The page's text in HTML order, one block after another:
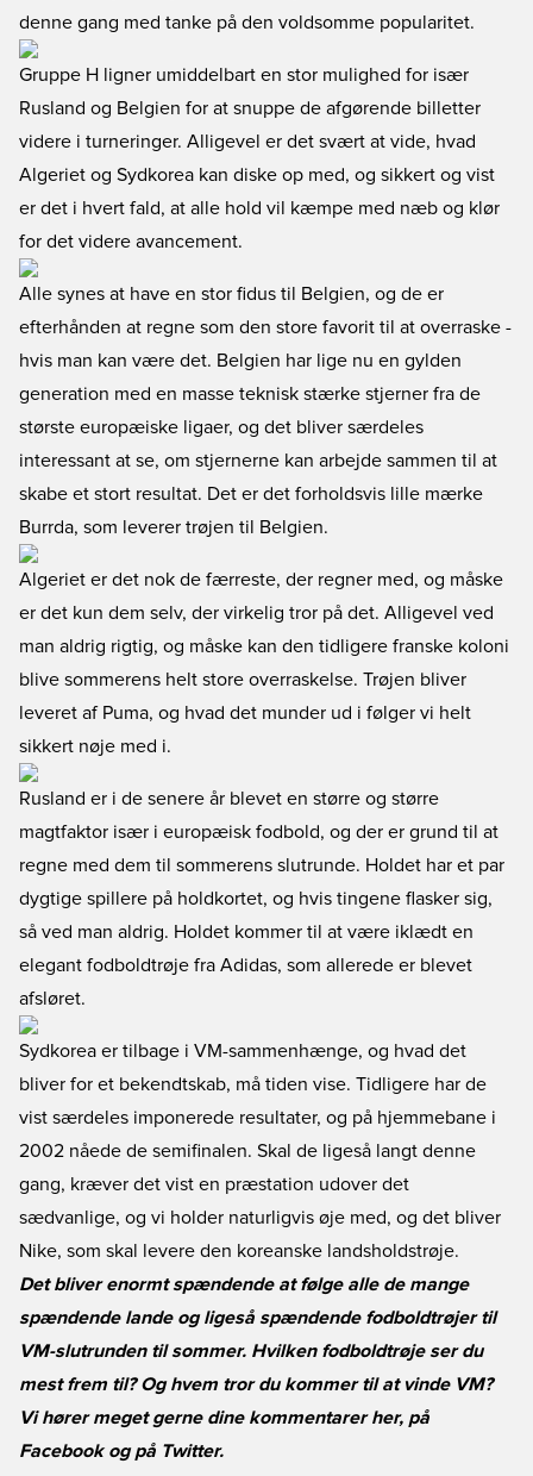
denne gang med tanke på den voldsomme popularitet.
Gruppe H ligner umiddelbart en stor mulighed for især
Rusland og Belgien for at snuppe de afgørende billetter
videre i turneringer. Alligevel er det svært at vide, hvad
Algeriet og Sydkorea kan diske op med, og sikkert og vist
er det i hvert fald, at alle hold vil kæmpe med næb og klør
for det videre avancement.
Alle synes at have en stor fidus til Belgien, og de er
efterhånden at regne som den store favorit til at overraske -
hvis man kan være det. Belgien har lige nu en gylden
generation med en masse teknisk stærke stjerner fra de
største europæiske ligaer, og det bliver særdeles
interessant at se, om stjernerne kan arbejde sammen til at
skabe et stort resultat. Det er det forholdsvis lille mærke
Burrda, som leverer trøjen til Belgien.
Algeriet er det nok de færreste, der regner med, og måske
er det kun dem selv, der virkelig tror på det. Alligevel ved
man aldrig rigtig, og måske kan den tidligere franske koloni
blive sommerens helt store overraskelse. Trøjen bliver
leveret af Puma, og hvad det munder ud i følger vi helt
sikkert nøje med i.
Rusland er i de senere år blevet en større og større
magtfaktor især i europæisk fodbold, og der er grund til at
regne med dem til sommerens slutrunde. Holdet har et par
dygtige spillere på holdkortet, og hvis tingene flasker sig,
så ved man aldrig. Holdet kommer til at være iklædt en
elegant fodboldtrøje fra Adidas, som allerede er blevet
afsløret.
Sydkorea er tilbage i VM-sammenhænge, og hvad det
bliver for et bekendtskab, må tiden vise. Tidligere har de
vist særdeles imponerede resultater, og på hjemmebane i
2002 nåede de semifinalen. Skal de ligeså langt denne
gang, kræver det vist en præstation udover det
sædvanlige, og vi holder naturligvis øje med, og det bliver
Nike, som skal levere den koreanske landsholdstrøje.
Det bliver enormt spændende at følge alle de mange
spændende lande og ligeså spændende fodboldtrøjer til
VM-slutrunden til sommer. Hvilken fodboldtrøje ser du
mest frem til? Og hvem tror du kommer til at vinde VM?
Vi hører meget gerne dine kommentarer her, på
Facebookog på Twitter.